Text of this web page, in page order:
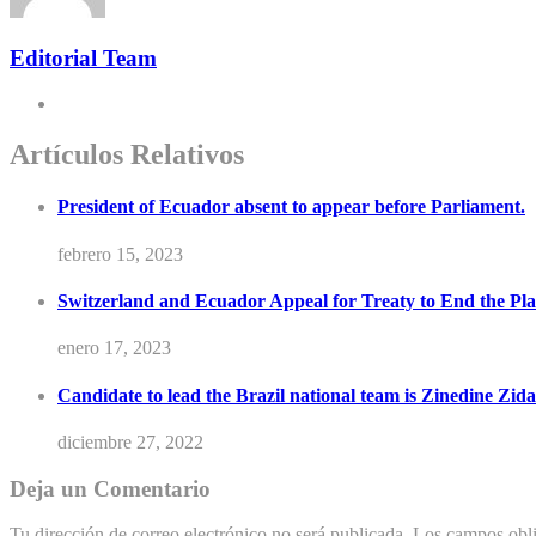
Editorial Team
Artículos Relativos
President of Ecuador absent to appear before Parliament.
febrero 15, 2023
Switzerland and Ecuador Appeal for Treaty to End the
enero 17, 2023
Candidate to lead the Brazil national team is Zinedine
diciembre 27, 2022
Deja un Comentario